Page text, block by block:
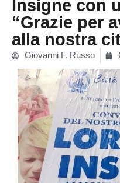
Insigne con
“Grazie per
alla nostra
Giovanni F. Russo